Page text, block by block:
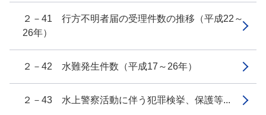
２－41 行方不明者届の受理件数の推移（平成22～
26年）
２－42 水難発生件数（平成17～26年）
２－43 水上警察活動に伴う犯罪検挙、保護等...